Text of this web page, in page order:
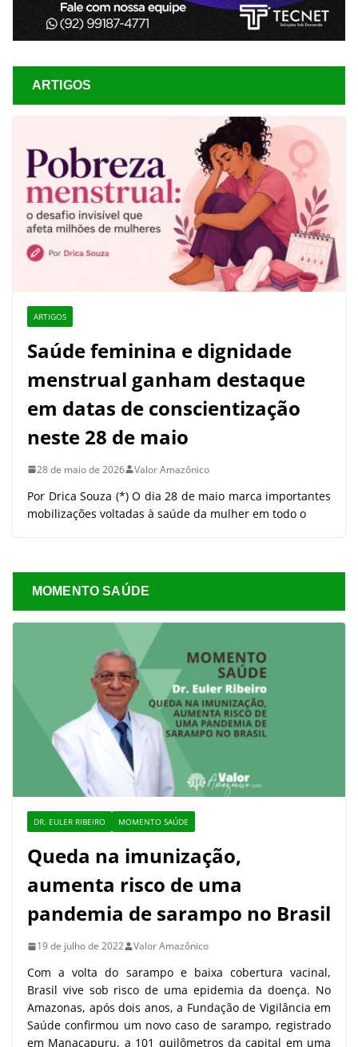
ARTIGOS
ARTIGOS
Saúde feminina e dignidade
menstrual ganham destaque
em datas de conscientização
neste 28 de maio
28 de maio de 2026 Valor Amazônico
Por Drica Souza (*) O dia 28 de maio marca importantes
mobilizações voltadas à saúde da mulher em todo o
MOMENTO SAÚDE
DR. EULER RIBEIRO MOMENTO SAÚDE
Queda na imunização,
aumenta risco de uma
pandemia de sarampo no Brasil
19 de julho de 2022 Valor Amazônico
Com a volta do sarampo e baixa cobertura vacinal,
Brasil vive sob risco de uma epidemia da doença. No
Amazonas, após dois anos, a Fundação de Vigilância em
Saúde confirmou um novo caso de sarampo, registrado
em Manacapuru, a 101 quilômetros da capital em uma